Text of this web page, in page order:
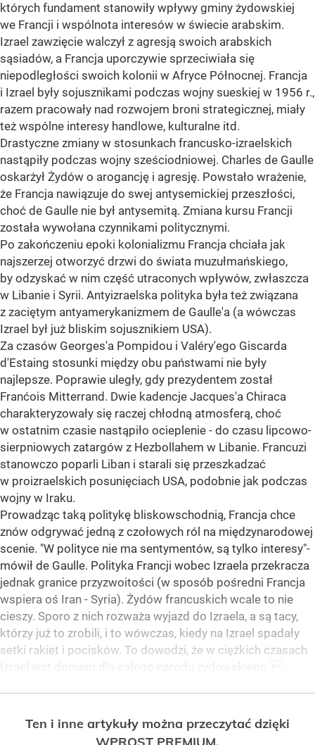
których fundament stanowiły wpływy gminy żydowskiej
we Francji i wspólnota interesów w świecie arabskim.
Izrael zawzięcie walczył z agresją swoich arabskich
sąsiadów, a Francja uporczywie sprzeciwiała się
niepodległości swoich kolonii w Afryce Północnej. Francja
i Izrael były sojusznikami podczas wojny sueskiej w 1956 r.,
razem pracowały nad rozwojem broni strategicznej, miały
też wspólne interesy handlowe, kulturalne itd.
Drastyczne zmiany w stosunkach francusko-izraelskich
nastąpiły podczas wojny sześciodniowej. Charles de Gaulle
oskarżył Żydów o arogancję i agresję. Powstało wrażenie,
że Francja nawiązuje do swej antysemickiej przeszłości,
choć de Gaulle nie był antysemitą. Zmiana kursu Francji
została wywołana czynnikami politycznymi.
Po zakończeniu epoki kolonializmu Francja chciała jak
najszerzej otworzyć drzwi do świata muzułmańskiego,
by odzyskać w nim część utraconych wpływów, zwłaszcza
w Libanie i Syrii. Antyizraelska polityka była też związana
z zaciętym antyamerykanizmem de Gaulle'a (a wówczas
Izrael był już bliskim sojusznikiem USA).
Za czasów Georges'a Pompidou i Valéry'ego Giscarda
d'Estaing stosunki między obu państwami nie były
najlepsze. Poprawie uległy, gdy prezydentem został
Franćois Mitterrand. Dwie kadencje Jacques'a Chiraca
charakteryzowały się raczej chłodną atmosferą, choć
w ostatnim czasie nastąpiło ocieplenie - do czasu lipcowo-
sierpniowych zatargów z Hezbollahem w Libanie. Francuzi
stanowczo poparli Liban i starali się przeszkadzać
w proizraelskich posunięciach USA, podobnie jak podczas
wojny w Iraku.
Prowadząc taką politykę bliskowschodnią, Francja chce
znów odgrywać jedną z czołowych ról na międzynarodowej
scenie. "W polityce nie ma sentymentów, są tylko interesy"-
mówił de Gaulle. Polityka Francji wobec Izraela przekracza
jednak granice przyzwoitości (w sposób pośredni Francja
wspiera oś Iran - Syria). Żydów francuskich wcale to nie
cieszy. Sporo z nich rozważa wyjazd do Izraela, a są tacy,
którzy już to zrobili, i to wówczas, kiedy na Izrael spadały
setki rakiet i pocisków. To dowodzi, że w ciężkich czasach
Izrael jest domem dla całego narodu żydowskiego.
Ten i inne artykuły można przeczytać dzięki